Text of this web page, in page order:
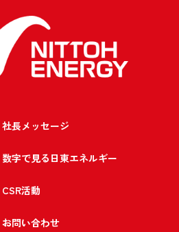
社長メッセージ
数字で見る日東エネルギー
CSR活動
お問い合わせ